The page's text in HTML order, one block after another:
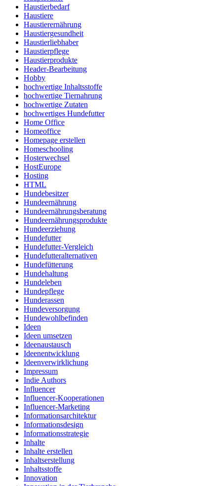
Haustierbedarf
Haustiere
Haustierernährung
Haustiergesundheit
Haustierliebhaber
Haustierpflege
Haustierprodukte
Header-Bearbeitung
Hobby
hochwertige Inhaltsstoffe
hochwertige Tiernahrung
hochwertige Zutaten
hochwertiges Hundefutter
Home Office
Homeoffice
Homepage erstellen
Homeschooling
Hosterwechsel
HostEurope
Hosting
HTML
Hundebesitzer
Hundeernährung
Hundeernährungsberatung
Hundeernährungsprodukte
Hundeerziehung
Hundefutter
Hundefutter-Vergleich
Hundefutteralternativen
Hundefütterung
Hundehaltung
Hundeleben
Hundepflege
Hunderassen
Hundeversorgung
Hundewohlbefinden
Ideen
Ideen umsetzen
Ideenaustausch
Ideenentwicklung
Ideenverwirklichung
Impressum
Indie Authors
Influencer
Influencer-Kooperationen
Influencer-Marketing
Informationsarchitektur
Informationsdesign
Informationsstrategie
Inhalte
Inhalte erstellen
Inhaltserstellung
Inhaltsstoffe
Innovation